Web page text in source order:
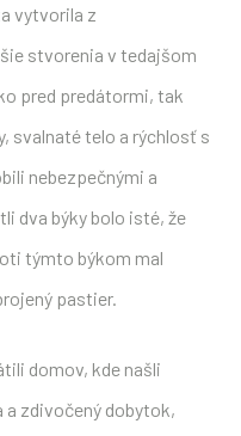
vytvorila z
stvorenia v tedajšom
pred predátormi, tak
svalnaté telo a rýchlosť s
nebezpečnými a
dva býky bolo isté, že
týmto býkom mal
pastier.
domov, kde našli
a zdivočený dobytok,